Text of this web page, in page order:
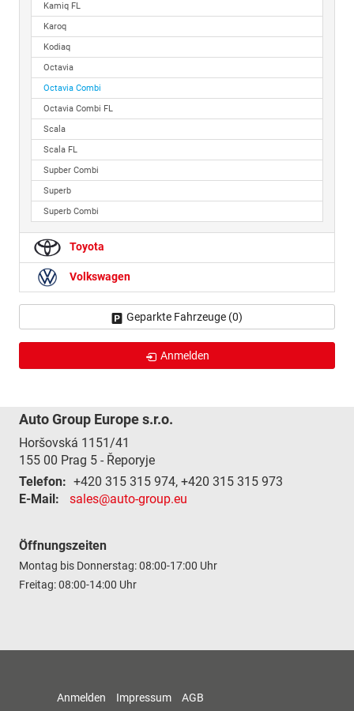
Kamiq FL
Karoq
Kodiaq
Octavia
Octavia Combi
Octavia Combi FL
Scala
Scala FL
Supber Combi
Superb
Superb Combi
Toyota
Volkswagen
Geparkte Fahrzeuge (0)
Anmelden
Auto Group Europe s.r.o.
Horšovská 1151/41
155 00 Prag 5 - Řeporyje
Telefon: +420 315 315 974, +420 315 315 973
E-Mail:
sales@auto-group.eu
Öffnungszeiten
Montag bis Donnerstag: 08:00-17:00 Uhr
Freitag: 08:00-14:00 Uhr
Anmelden Impressum
AGB